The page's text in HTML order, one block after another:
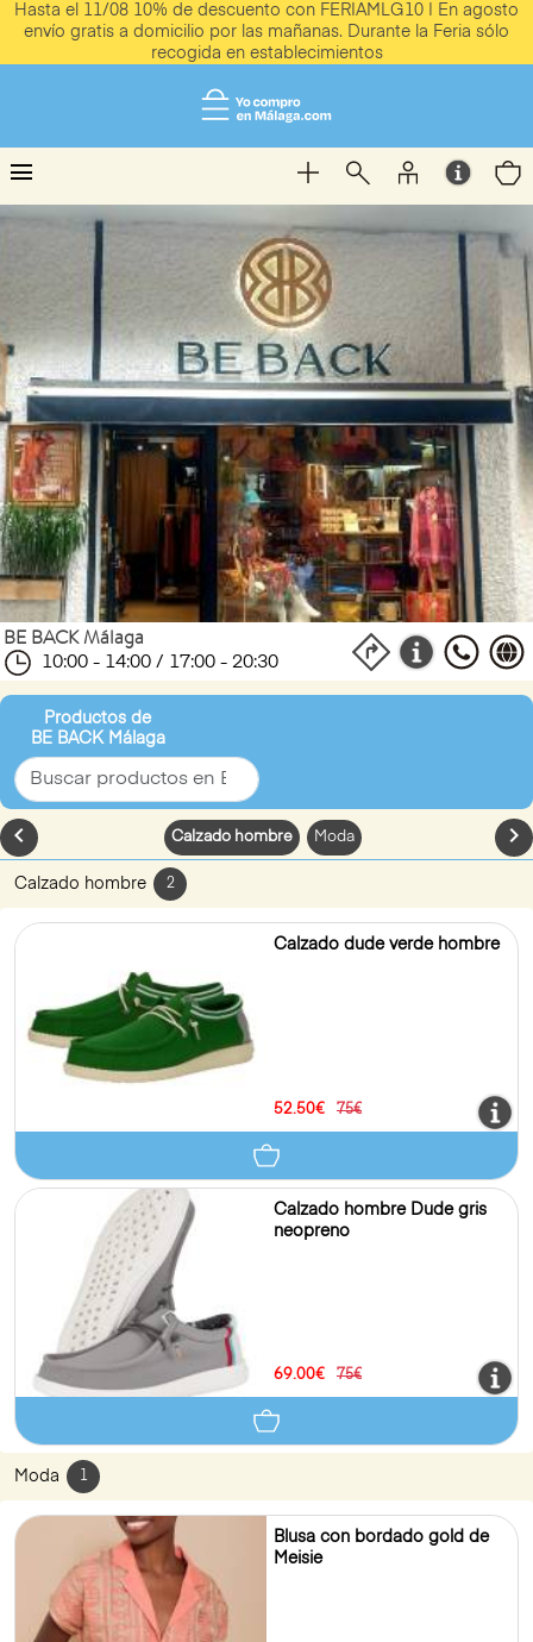
Hasta el 11/08 10% de descuento con FERIAMLG10 | En agosto
envío gratis a domicilio por las mañanas. Durante la Feria sólo
recogida en establecimientos
menu
BE BACK Málaga
10:00 - 14:00 / 17:00 - 20:30
Productos de
BE BACK Málaga
chevron_left Calzado hombre Moda
Calzado hombre 2
Calzado dude verde hombre
52.50€ 75€
Calzado hombre Dude gris
neopreno
69.00€ 75€
Moda 1
Blusa con bordado gold de
Meisie